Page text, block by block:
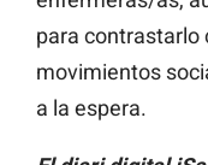
para contrastarlo
movimientos
a la espera.